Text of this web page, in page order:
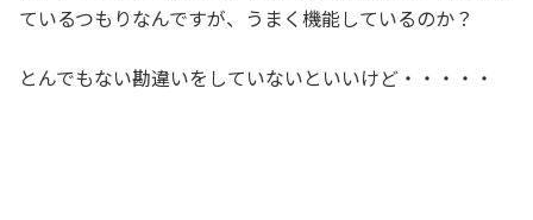
ているつもりなんですが、うまく機能しているのか？
とんでもない勘違いをしていないといいけど・・・・・